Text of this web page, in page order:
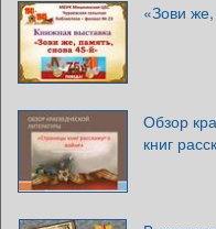
«Зови
Обзор
книг